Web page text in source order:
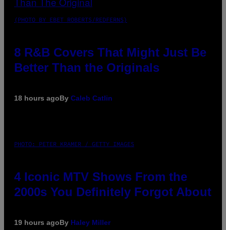
(PHOTO BY EBET ROBERTS/REDFERNS)
8 R&B Covers That Might Just Be
Better Than the Originals
18 hours agoBy Caleb Catlin
PHOTO: PETER KRAMER / GETTY IMAGES
4 Iconic MTV Shows From the
2000s You Definitely Forgot About
19 hours agoBy Haley Miller